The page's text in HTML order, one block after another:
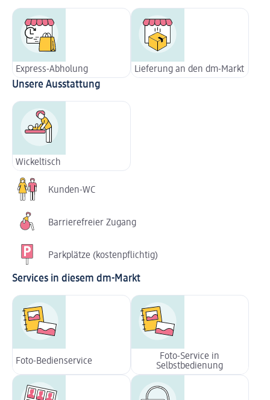
Express-Abholung Lieferung an den dm-Markt
Unsere Ausstattung
Wickeltisch
Kunden-WC
Barrierefreier Zugang
Parkplätze (kostenpflichtig)
Services in diesem dm-Markt
Foto-Bedienservice
Foto-Service in
Selbstbedienung